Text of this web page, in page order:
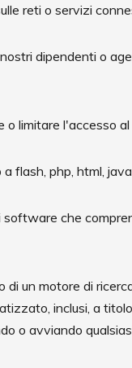
reti o servizi
dipendenti o
limitare l'accesso
flash, php, html,
che
un motore di
inclusi, a
o avviando